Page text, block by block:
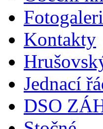
Kontakty
Jednací
DSO